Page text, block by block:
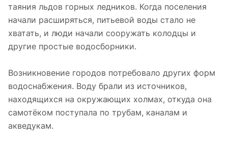
таяния льдов горных ледников. Когда поселения
начали расширяться, питьевой воды стало не
хватать, и люди начали сооружать колодцы и
другие простые водосборники.
Возникновение городов потребовало других форм
водоснабжения. Воду брали из источников,
находящихся на окружающих холмах, откуда она
самотёком поступала по трубам, каналам и
акведукам.